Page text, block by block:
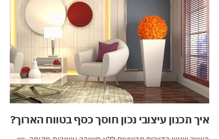
איך תכנון עיצובי נכון חוסך כסף בטווח הארוך?